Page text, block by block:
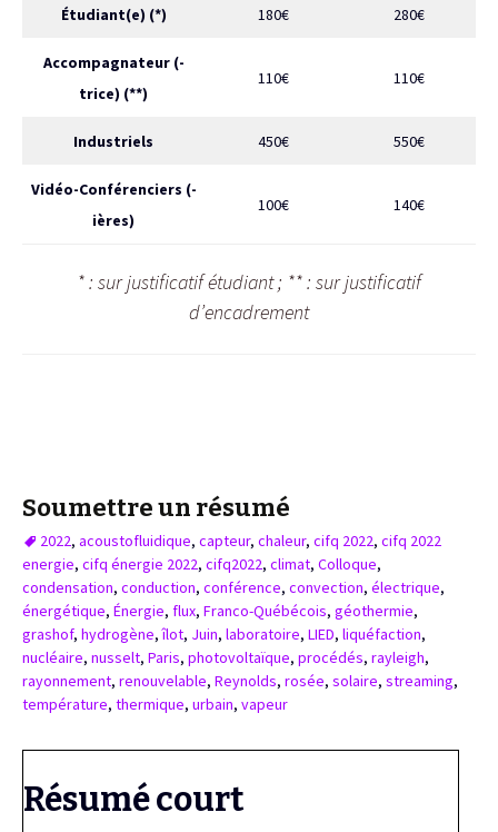
Étudiant(e) (*) 180€ 280€
Accompagnateur (-
trice) (**)
110€ 110€
Industriels 450€ 550€
Vidéo-Conférenciers (-
ières)
100€ 140€
* : sur justificatif étudiant ; ** : sur justificatif
d’encadrement
Soumettre un résumé
2022, acoustofluidique, capteur, chaleur, cifq 2022, cifq 2022
energie, cifq énergie 2022, cifq2022, climat, Colloque,
condensation, conduction, conférence, convection, électrique,
énergétique, Énergie, flux, Franco-Québécois, géothermie,
grashof, hydrogène,îlot, Juin, laboratoire, LIED, liquéfaction,
nucléaire, nusselt, Paris, photovoltaïque, procédés, rayleigh,
rayonnement, renouvelable, Reynolds, rosée, solaire, streaming,
température, thermique, urbain, vapeur
Résumé court